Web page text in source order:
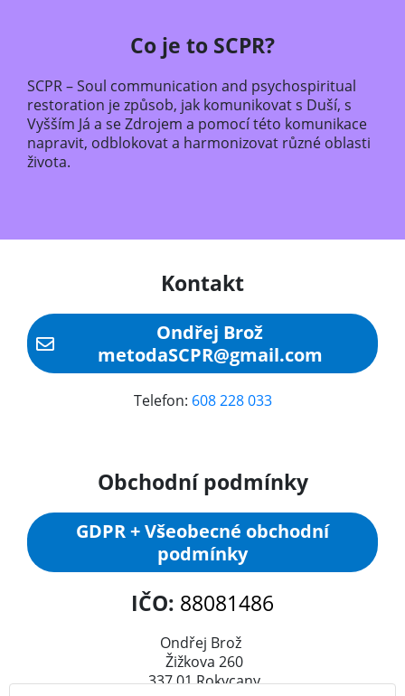
Co je to SCPR?
SCPR – Soul communication and psychospiritual
restoration je způsob, jak komunikovat s Duší, s
Vyšším Já a se Zdrojem a pomocí této komunikace
napravit, odblokovat a harmonizovat různé oblasti
života.
Kontakt
Ondřej Brož
metodaSCPR@gmail.com
Telefon: 608 228 033
Obchodní podmínky
GDPR + Všeobecné obchodní
podmínky
IČO: 88081486
Ondřej Brož
Žižkova 260
337 01 Rokycany